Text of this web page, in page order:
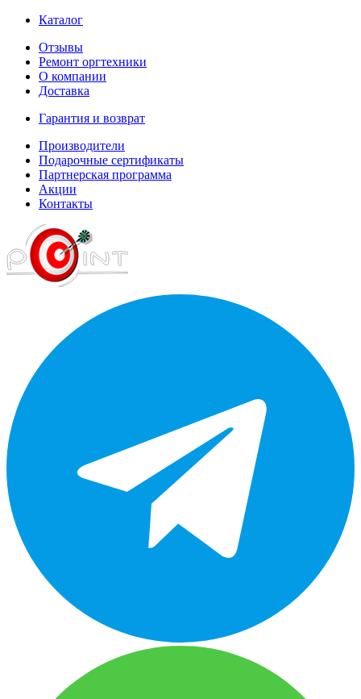
Каталог
Отзывы
Ремонт оргтехники
О компании
Доставка
Гарантия и возврат
Производители
Подарочные сертификаты
Партнерская программа
Акции
Контакты